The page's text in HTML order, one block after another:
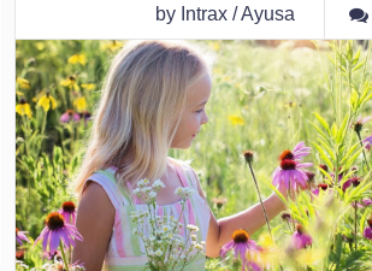
by Intrax / Ayusa